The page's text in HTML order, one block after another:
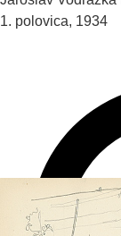
1. polovica, 1934